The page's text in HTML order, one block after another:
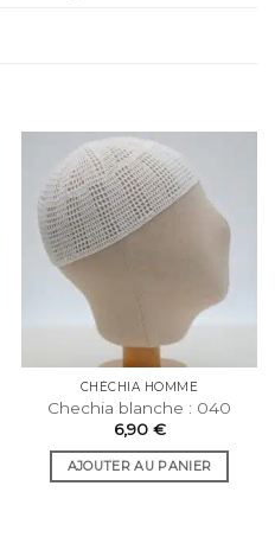
CHÉCHIA HOMME
Chechia blanche : 040
6,90 €
AJOUTER AU PANIER